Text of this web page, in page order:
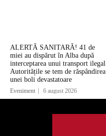
ALERTĂ SANITARĂ! 41 de
miei au dispărut în Alba după
interceptarea unui transport ilegal.
Autoritățile se tem de răspândirea
unei boli devastatoare
Eveniment 6 august 2026